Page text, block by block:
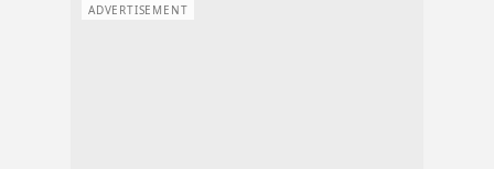
ADVERTISEMENT